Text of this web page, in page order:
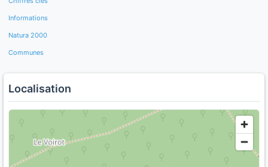
Informations
Natura 2000
Communes
Localisation